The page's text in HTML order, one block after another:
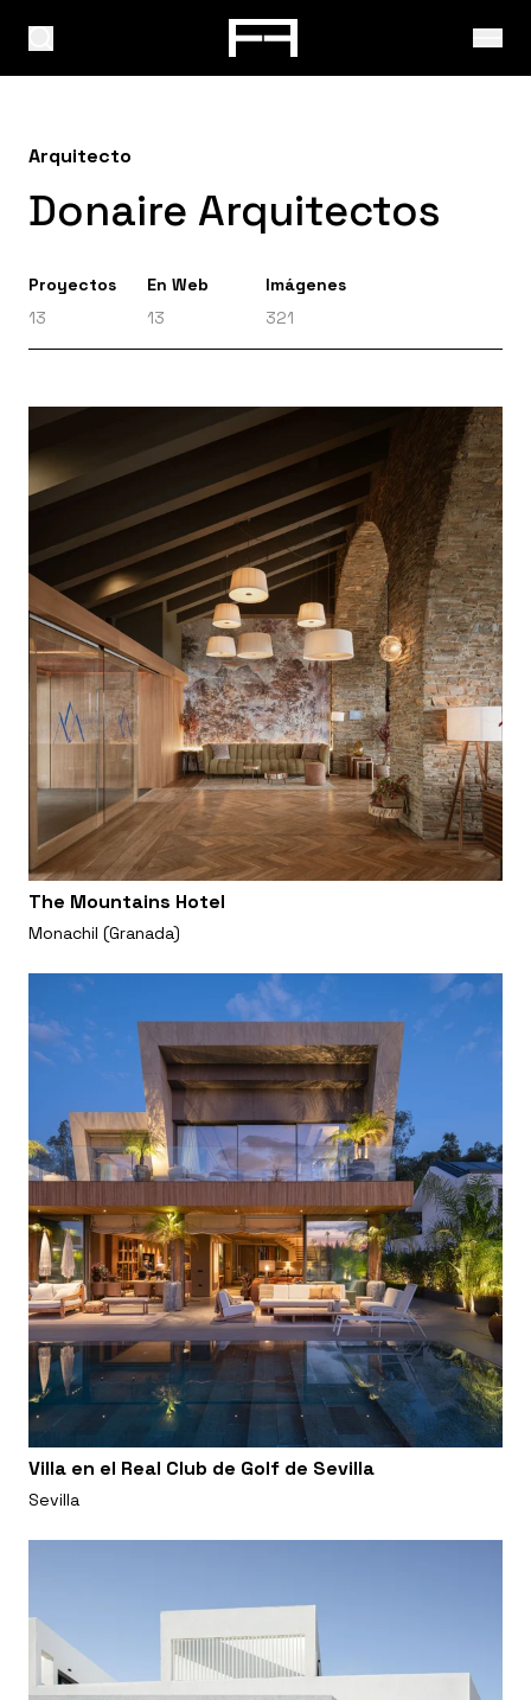
Arquitecto
Donaire Arquitectos
Proyectos
13
En Web
13
Imágenes
321
The Mountains Hotel
Monachil (Granada)
Villa en el Real Club de Golf de Sevilla
Sevilla